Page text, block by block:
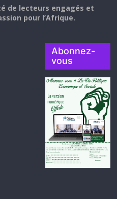
de lecteurs engagés et
pour l’Afrique.
Abonnez-
vous